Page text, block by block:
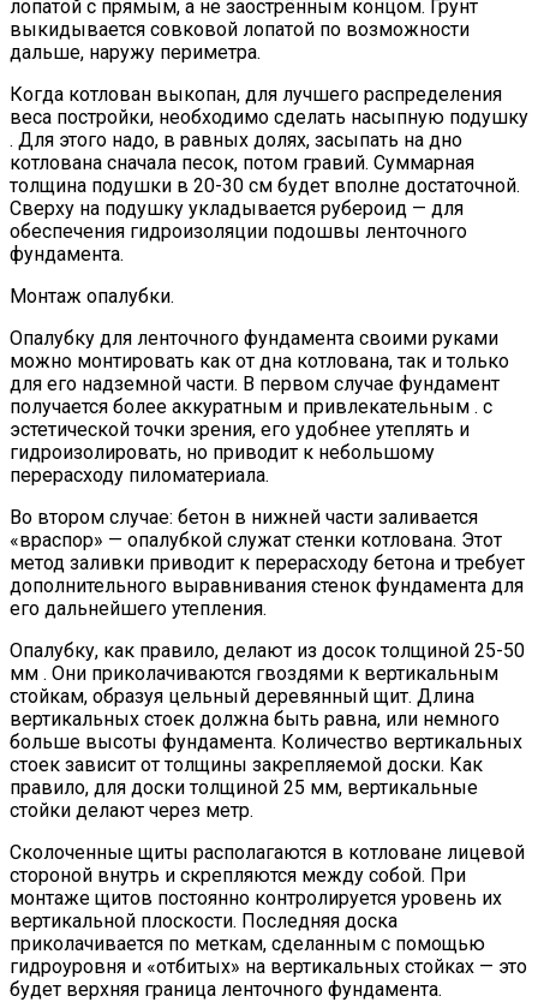
лопатой с прямым, а не заострённым концом. Грунт
выкидывается совковой лопатой по возможности
дальше, наружу периметра.
Когда котлован выкопан, для лучшего распределения
веса постройки, необходимо сделать насыпную подушку
. Для этого надо, в равных долях, засыпать на дно
котлована сначала песок, потом гравий. Суммарная
толщина подушки в 20-30 см будет вполне достаточной.
Сверху на подушку укладывается рубероид — для
обеспечения гидроизоляции подошвы ленточного
фундамента.
Монтаж опалубки.
Опалубку для ленточного фундамента своими руками
можно монтировать как от дна котлована, так и только
для его надземной части. В первом случае фундамент
получается более аккуратным и привлекательным . с
эстетической точки зрения, его удобнее утеплять и
гидроизолировать, но приводит к небольшому
перерасходу пиломатериала.
Во втором случае: бетон в нижней части заливается
«враспор» — опалубкой служат стенки котлована. Этот
метод заливки приводит к перерасходу бетона и требует
дополнительного выравнивания стенок фундамента для
его дальнейшего утепления.
Опалубку, как правило, делают из досок толщиной 25-50
мм . Они приколачиваются гвоздями к вертикальным
стойкам, образуя цельный деревянный щит. Длина
вертикальных стоек должна быть равна, или немного
больше высоты фундамента. Количество вертикальных
стоек зависит от толщины закрепляемой доски. Как
правило, для доски толщиной 25 мм, вертикальные
стойки делают через метр.
Сколоченные щиты располагаются в котловане лицевой
стороной внутрь и скрепляются между собой. При
монтаже щитов постоянно контролируется уровень их
вертикальной плоскости. Последняя доска
приколачивается по меткам, сделанным с помощью
гидроуровня и «отбитых» на вертикальных стойках — это
будет верхняя граница ленточного фундамента.